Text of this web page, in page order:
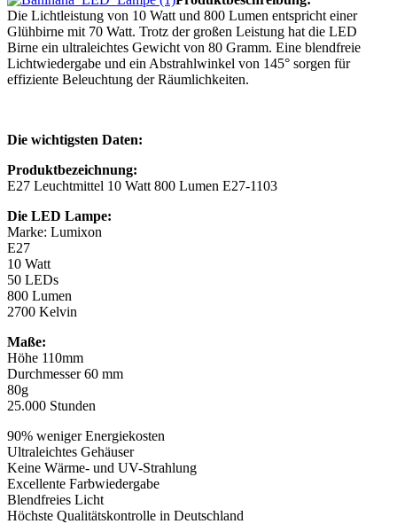
Die Lichtleistung von 10 Watt und 800 Lumen entspricht einer
Glühbirne mit 70 Watt. Trotz der großen Leistung hat die LED
Birne ein ultraleichtes Gewicht von 80 Gramm. Eine blendfreie
Lichtwiedergabe und ein Abstrahlwinkel von 145° sorgen für
effiziente Beleuchtung der Räumlichkeiten.
Die wichtigsten Daten:
Produktbezeichnung:
E27 Leuchtmittel 10 Watt 800 Lumen E27-1103
Die LED Lampe:
Marke: Lumixon
E27
10 Watt
50 LEDs
800 Lumen
2700 Kelvin
Maße:
Höhe 110mm
Durchmesser 60 mm
80g
25.000 Stunden
90% weniger Energiekosten
Ultraleichtes Gehäuser
Keine Wärme- und UV-Strahlung
Excellente Farbwiedergabe
Blendfreies Licht
Höchste Qualitätskontrolle in Deutschland